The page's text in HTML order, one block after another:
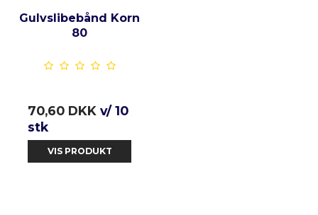
Gulvslibebånd Korn
80
70,60 DKK v/ 10
stk
VIS PRODUKT